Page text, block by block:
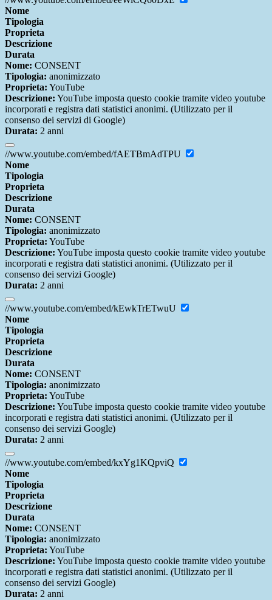
Nome
Tipologia
Proprieta
Descrizione
Durata
Nome: CONSENT
Tipologia: anonimizzato
Proprieta: YouTube
Descrizione: YouTube imposta questo cookie tramite video youtube
incorporati e registra dati statistici anonimi. (Utilizzato per il
consenso dei servizi di Google)
Durata: 2 anni
//www.youtube.com/embed/fAETBmAdTPU
Nome
Tipologia
Proprieta
Descrizione
Durata
Nome: CONSENT
Tipologia: anonimizzato
Proprieta: YouTube
Descrizione: YouTube imposta questo cookie tramite video youtube
incorporati e registra dati statistici anonimi. (Utilizzato per il
consenso dei servizi Google)
Durata: 2 anni
//www.youtube.com/embed/kEwkTrETwuU
Nome
Tipologia
Proprieta
Descrizione
Durata
Nome: CONSENT
Tipologia: anonimizzato
Proprieta: YouTube
Descrizione: YouTube imposta questo cookie tramite video youtube
incorporati e registra dati statistici anonimi. (Utilizzato per il
consenso dei servizi Google)
Durata: 2 anni
//www.youtube.com/embed/kxYg1KQpviQ
Nome
Tipologia
Proprieta
Descrizione
Durata
Nome: CONSENT
Tipologia: anonimizzato
Proprieta: YouTube
Descrizione: YouTube imposta questo cookie tramite video youtube
incorporati e registra dati statistici anonimi. (Utilizzato per il
consenso dei servizi Google)
Durata: 2 anni